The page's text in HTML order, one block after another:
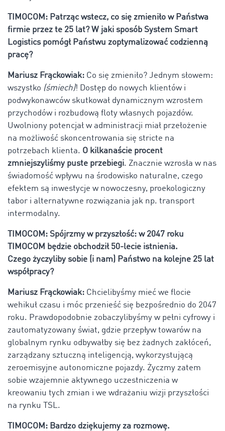
TIMOCOM: Patrząc wstecz, co się zmieniło w Państwa
firmie przez te 25 lat? W jaki sposób System Smart
Logistics pomógł Państwu zoptymalizować codzienną
pracę?
Mariusz Frąckowiak: Co się zmieniło? Jednym słowem:
wszystko (śmiech)! Dostęp do nowych klientów i
podwykonawców skutkował dynamicznym wzrostem
przychodów i rozbudową floty własnych pojazdów.
Uwolniony potencjał w administracji miał przełożenie
na możliwość skoncentrowania się stricte na
potrzebach klienta. O kilkanaście procent
zmniejszyliśmy puste przebiegi. Znacznie wzrosła w nas
świadomość wpływu na środowisko naturalne, czego
efektem są inwestycje w nowoczesny, proekologiczny
tabor i alternatywne rozwiązania jak np. transport
intermodalny.
TIMOCOM: Spójrzmy w przyszłość: w 2047 roku
TIMOCOM będzie obchodził 50-lecie istnienia.
Czego życzyliby sobie (i nam) Państwo na kolejne 25 lat
współpracy?
Mariusz Frąckowiak: Chcielibyśmy mieć we flocie
wehikuł czasu i móc przenieść się bezpośrednio do 2047
roku. Prawdopodobnie zobaczylibyśmy w pełni cyfrowy i
zautomatyzowany świat, gdzie przepływ towarów na
globalnym rynku odbywałby się bez żadnych zakłóceń,
zarządzany sztuczną inteligencją, wykorzystującą
zeroemisyjne autonomiczne pojazdy. Życzmy zatem
sobie wzajemnie aktywnego uczestniczenia w
kreowaniu tych zmian i we wdrażaniu wizji przyszłości
na rynku TSL.
TIMOCOM: Bardzo dziękujemy za rozmowę.